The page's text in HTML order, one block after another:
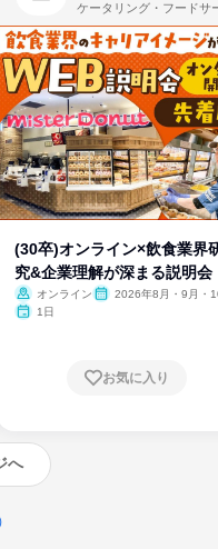
(30卒)オンライン×飲食業界
究&企業理解が深まる説明会
オンライン
2026年8月・9月・
1日
お気に入り
へ